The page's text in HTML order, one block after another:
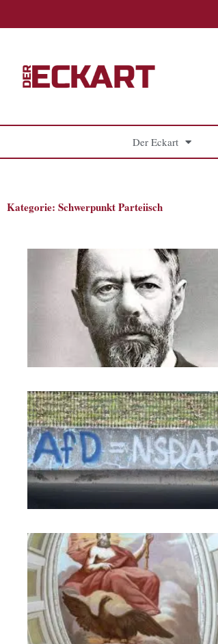
Der Eckart
Kategorie: Schwerpunkt Parteiisch